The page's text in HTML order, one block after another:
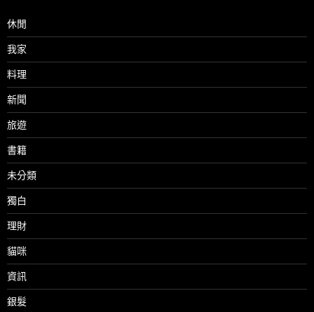
休閒
我家
料理
新聞
旅遊
書籍
未分類
獨白
理財
貓咪
資訊
銀髮